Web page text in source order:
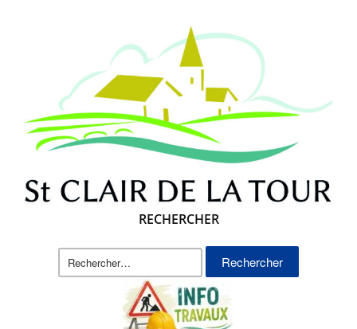
RECHERCHER
Rechercher :